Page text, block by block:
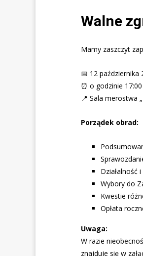
Walne
Mamy zaszczyt
📅 12 października
⏰ o godzinie 17:00
📍 Sala merostwa
Porządek obrad:
Działalność
Wybory do
Kwestie
Opłata
Uwaga:
W razie
znajduje się w